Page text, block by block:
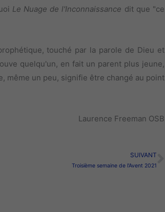
Le Nuage de l'Inconnaissance dit que "ce
touché par la parole de Dieu et
quelqu'un, en fait un parent plus jeune,
même un peu, signifie être changé au point
Laurence Freeman OSB
SUIVANT
Troisième semaine de l’Avent 2021